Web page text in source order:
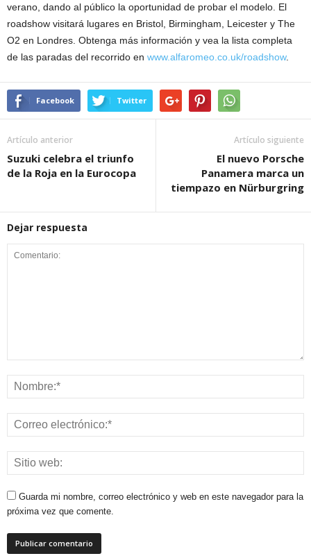
verano, dando al público la oportunidad de probar el modelo. El
roadshow visitará lugares en Bristol, Birmingham, Leicester y The
O2 en Londres. Obtenga más información y vea la lista completa
de las paradas del recorrido en www.alfaromeo.co.uk/roadshow.
Facebook Twitter
Artículo anterior
Suzuki celebra el triunfo
de la Roja en la Eurocopa
Artículo siguiente
El nuevo Porsche
Panamera marca un
tiempazo en Nürburgring
Dejar respuesta
Guarda mi nombre, correo electrónico y web en este navegador para la
próxima vez que comente.